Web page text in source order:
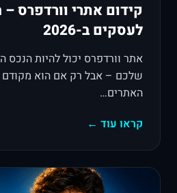
קידום אתרי וורדפרס
לעסקים ב-2026
אתר וורדפרס יכול להיות הנכס
האתרים…
קראו עוד ←